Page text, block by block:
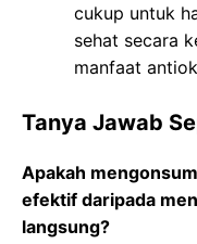
cukup untuk
sehat secara
manfaat
Tanya Jawab
Apakah
efektif daripada
langsung?